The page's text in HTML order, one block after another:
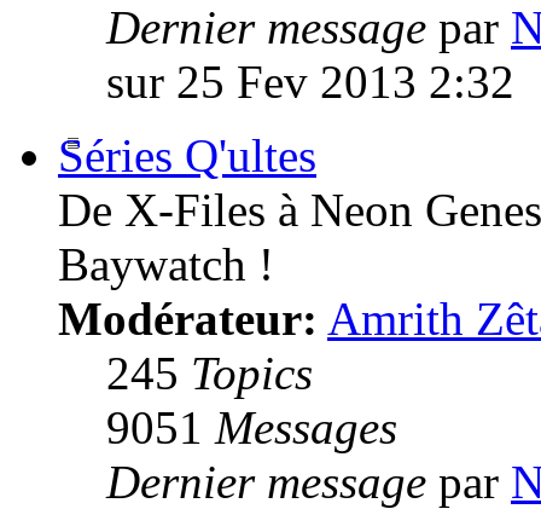
Dernier message par
sur 25 Fev 2013 2:32
Séries Q'ultes
De X-Files à Neon
Baywatch !
Modérateur: Amrith
245 Topics
9051 Messages
Dernier message par